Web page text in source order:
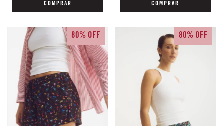
COMPRAR COMPRAR
80% OFF 80% OFF